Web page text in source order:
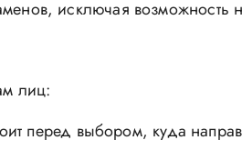
исключая возможность
лиц:
перед выбором, куда